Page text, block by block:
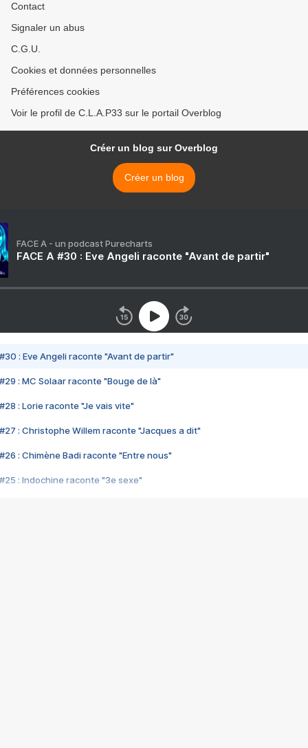
Contact
Signaler un abus
C.G.U.
Cookies et données personnelles
Préférences cookies
Voir le profil de C.L.A.P33 sur le portail Overblog
Créer un blog sur Overblog
Créer un blog
FACE A - un podcast Purecharts
FACE A #30 : Eve Angeli raconte "Avant de partir"
#30 : Eve Angeli raconte "Avant de partir"
#29 : MC Solaar raconte "Bouge de là"
#28 : Lorie raconte "Je vais vite"
#27 : Christophe Willem raconte "Jacques a dit"
#26 : Chimène Badi raconte "Entre nous"
#25 : Indochine raconte "3e sexe"